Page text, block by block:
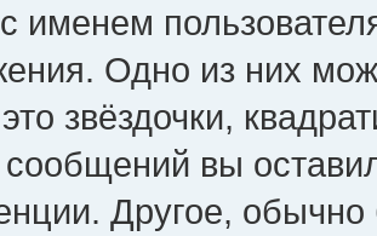
именем
Одно из них
звёздочки,
сообщений вы
Другое,